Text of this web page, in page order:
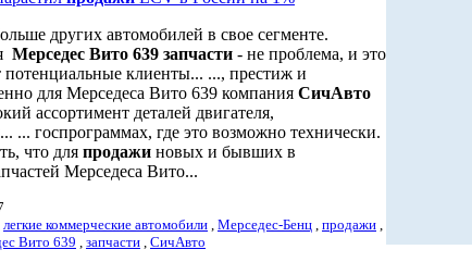
других автомобилей в свое сегменте.
Мерседес Вито 639 запчасти - не проблема, и это
клиенты... ..., престиж и
для Мерседеса Вито 639 компания СичАвто
ассортимент деталей двигателя,
... госпрограммах, где это возможно технически.
что для продажи новых и бывших в
Мерседеса Вито...
легкие коммерческие автомобили , Мерседес-Бенц , продажи ,
Вито 639 , запчасти , СичАвто